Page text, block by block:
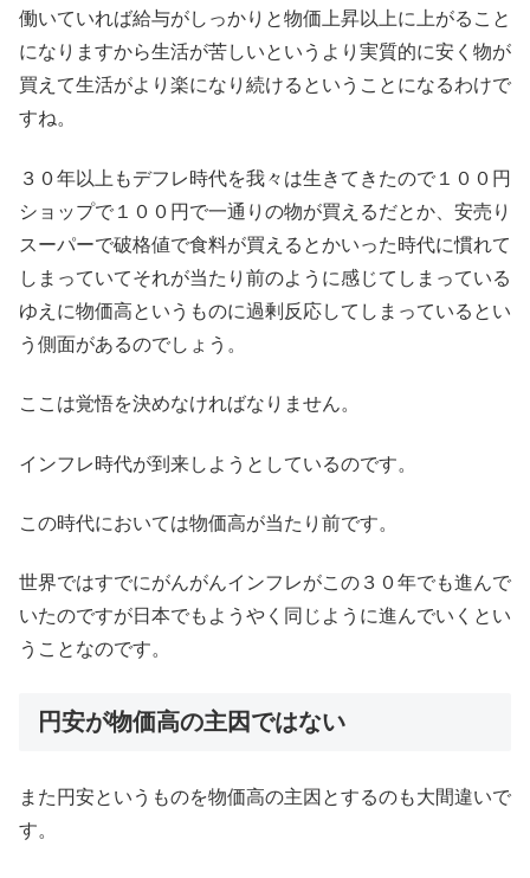
働いていれば給与がしっかりと物価上昇以上に上がること
になりますから生活が苦しいというより実質的に安く物が
買えて生活がより楽になり続けるということになるわけで
すね。
３０年以上もデフレ時代を我々は生きてきたので１００円
ショップで１００円で一通りの物が買えるだとか、安売り
スーパーで破格値で食料が買えるとかいった時代に慣れて
しまっていてそれが当たり前のように感じてしまっている
ゆえに物価高というものに過剰反応してしまっているとい
う側面があるのでしょう。
ここは覚悟を決めなければなりません。
インフレ時代が到来しようとしているのです。
この時代においては物価高が当たり前です。
世界ではすでにがんがんインフレがこの３０年でも進んで
いたのですが日本でもようやく同じように進んでいくとい
うことなのです。
円安が物価高の主因ではない
また円安というものを物価高の主因とするのも大間違いで
す。